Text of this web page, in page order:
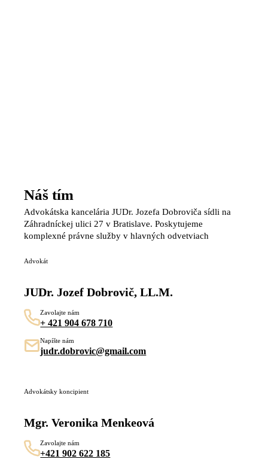
Náš tím
Advokátska kancelária JUDr. Jozefa Dobroviča sídli na
Záhradníckej ulici 27 v Bratislave. Poskytujeme
komplexné právne služby v hlavných odvetviach
Advokát
JUDr. Jozef Dobrovič, LL.M.
Zavolajte nám
+ 421 904 678 710
Napíšte nám
judr.dobrovic@gmail.com
Advokátsky koncipient
Mgr. Veronika Menkeová
Zavolajte nám
+421 902 622 185